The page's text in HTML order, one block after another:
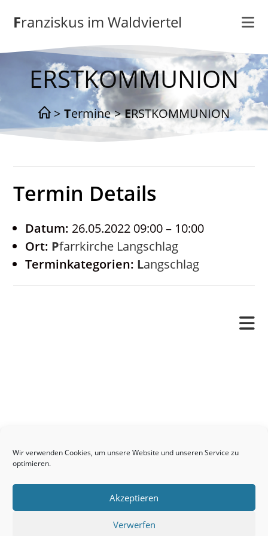
Wir verwenden Cookies, um unsere Website und unseren Service zu
optimieren.
Akzeptieren
Verwerfen
Inhalt
springenFranziskus im Waldviertel
ERSTKOMMUNION
> Termine > ERSTKOMMUNION
Termin Details
Datum: 26.05.2022 09:00– 10:00
Ort:
Pfarrkirche Langschlag
Terminkategorien:
Langschlag
Kontakt
Links
Neuigkeiten
Seelsorge / Sakramente